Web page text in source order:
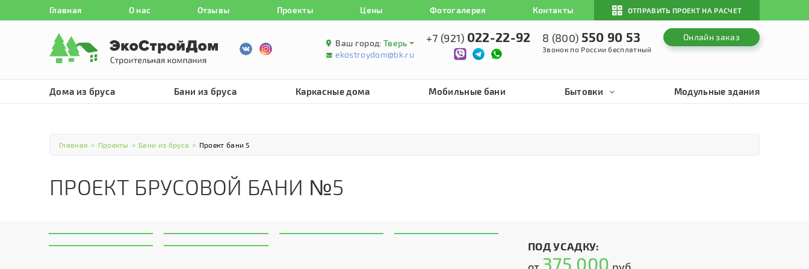
Главная О нас Отзывы Проекты Цены Фотогалерея Контакты ОТПРАВИТЬ ПРОЕКТ НА РАСЧЕТ
Ваш город: Тверь
ekostroydom@bk.ru
+7 (921) 022-22-92 8 (800) 550 90 53
Звонок по России бесплатный
Онлайн заказ
Дома из бруса Бани из бруса Каркасные дома Мобильные бани Бытовки Модульные здания
Главная > Проекты > Бани из бруса > Проект бани 5
ПРОЕКТ БРУСОВОЙ БАНИ №5
ПОД УСАДКУ:
375 000